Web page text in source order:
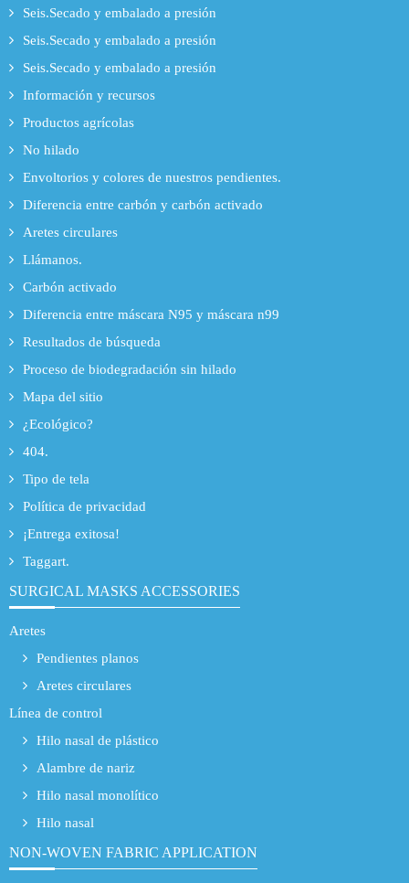
Seis.Secado y embalado a presión
Seis.Secado y embalado a presión
Seis.Secado y embalado a presión
Información y recursos
Productos agrícolas
No hilado
Envoltorios y colores de nuestros pendientes.
Diferencia entre carbón y carbón activado
Aretes circulares
Llámanos.
Carbón activado
Diferencia entre máscara N95 y máscara n99
Resultados de búsqueda
Proceso de biodegradación sin hilado
Mapa del sitio
¿Ecológico?
404.
Tipo de tela
Política de privacidad
¡Entrega exitosa!
Taggart.
SURGICAL MASKS ACCESSORIES
Aretes
Pendientes planos
Aretes circulares
Línea de control
Hilo nasal de plástico
Alambre de nariz
Hilo nasal monolítico
Hilo nasal
NON-WOVEN FABRIC APPLICATION